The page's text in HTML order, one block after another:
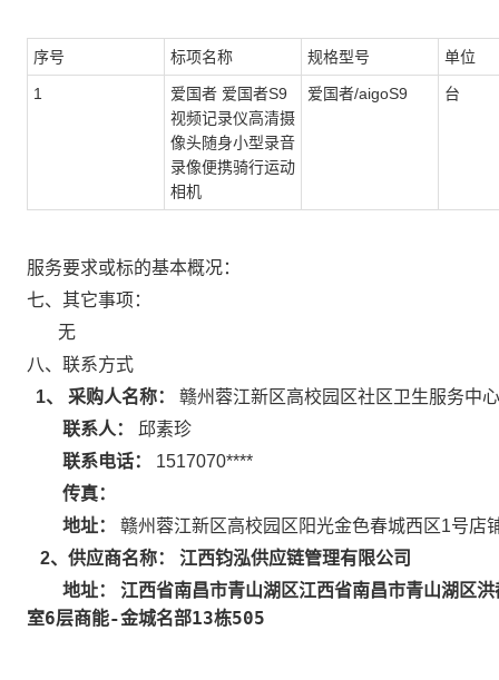
序号 标项名称 规格型号 单位
1
爱国者 爱国者S9
视频记录仪高清摄
像头随身小型录音
录像便携骑行运动
相机
爱国者/aigoS9 台
服务要求或标的基本概况：
七、其它事项：
无
八、联系方式
1、 采购人名称：
赣州蓉江新区高校园区社区卫生服务中心
联系人：
邱素珍
联系电话：
1517070****
传真：
地址：
赣州蓉江新区高校园区阳光金色春城西区1号店
2、供应商名称： 江西钧泓供应链管理有限公司
地址： 江西省南昌市青山湖区江西省南昌市青山湖区洪
室6层商能-金城名部13栋505